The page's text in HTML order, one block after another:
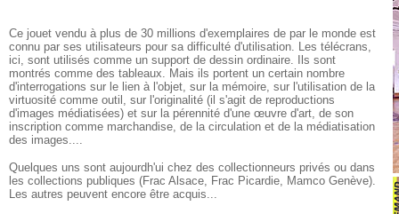
Ce jouet vendu à plus de 30 millions d'exemplaires de par le monde est
connu par ses utilisateurs pour sa difficulté d'utilisation. Les télécrans,
ici, sont utilisés comme un support de dessin ordinaire. Ils sont
montrés comme des tableaux. Mais ils portent un certain nombre
d'interrogations sur le lien à l'objet, sur la mémoire, sur l'utilisation de la
virtuosité comme outil, sur l'originalité (il s'agit de reproductions
d'images médiatisées) et sur la pérennité d'une œuvre d'art, de son
inscription comme marchandise, de la circulation et de la médiatisation
des images....
Quelques uns sont aujourdh'ui chez des collectionneurs privés ou dans
les collections publiques (Frac Alsace, Frac Picardie, Mamco Genève).
Les autres peuvent encore être acquis...